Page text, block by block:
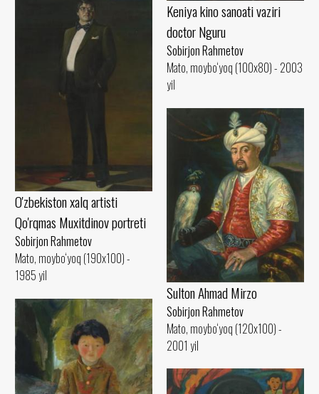
Keniya kino sanoati vaziri
doctor Nguru
Sobirjon Rahmetov
Mato, moybo‘yoq (100x80) - 2003
yil
O'zbekiston xalq artisti
Qo'rqmas Muxitdinov portreti
Sobirjon Rahmetov
Mato, moybo‘yoq (190x100) -
1985 yil
Sulton Ahmad Mirzo
Sobirjon Rahmetov
Mato, moybo‘yoq (120x100) -
2001 yil